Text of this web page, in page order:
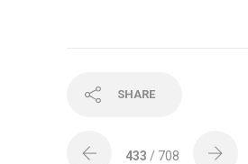
SHARE
433 / 708